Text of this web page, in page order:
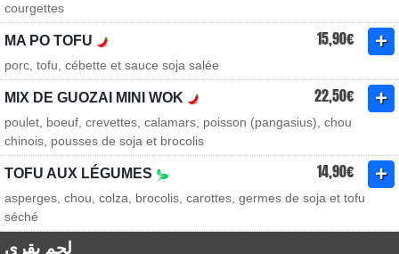
courgettes
MA PO TOFU 15,90€
porc, tofu, cébette et sauce soja salée
MIX DE GUOZAI MINI WOK 22,50€
poulet, boeuf, crevettes, calamars, poisson (pangasius), chou
chinois, pousses de soja et brocolis
TOFU AUX LÉGUMES 14,90€
asperges, chou, colza, brocolis, carottes, germes de soja et tofu
séché
لحم بقري